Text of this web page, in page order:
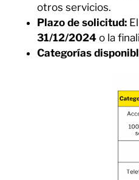
otros servicios.
Plazo de solicitud:
31/12/2024 o la
Categorías